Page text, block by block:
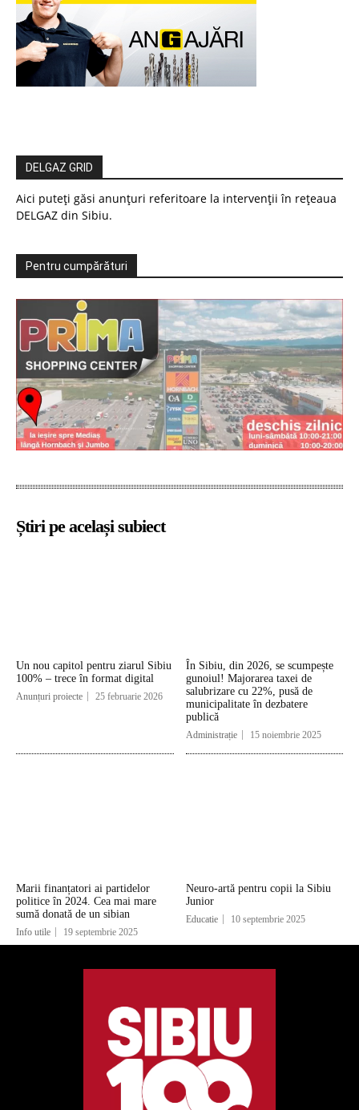
DELGAZ GRID
Aici puteți găsi anunțuri referitoare la intervenții în rețeaua
DELGAZ din Sibiu.
Pentru cumpărături
Știri pe același subiect
Un nou capitol pentru ziarul Sibiu
100% – trece în format digital
Anunțuri proiecte 25 februarie 2026
În Sibiu, din 2026, se scumpește
gunoiul! Majorarea taxei de
salubrizare cu 22%, pusă de
municipalitate în dezbatere
publică
Administrație 15 noiembrie 2025
Marii finanțatori ai partidelor
politice în 2024. Cea mai mare
sumă donată de un sibian
Info utile 19 septembrie 2025
Neuro-artă pentru copii la Sibiu
Junior
Educatie 10 septembrie 2025